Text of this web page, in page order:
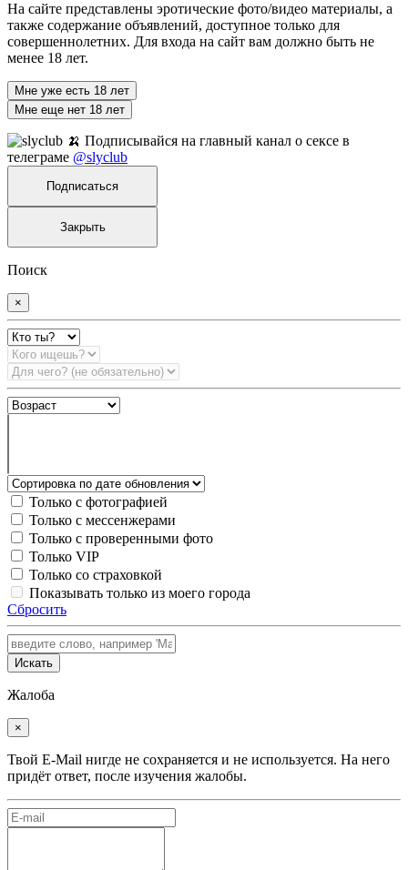
На сайте представлены эротические фото/видео материалы, а
также содержание объявлений, доступное только для
совершеннолетних. Для входа на сайт вам должно быть не
менее 18 лет.
Мне уже есть 18 лет
Мне еще нет 18 лет
🍌 Подписывайся на главный канал о сексе в
телеграме @slyclub
Подписаться
Закрыть
Поиск
×
Только с фотографией
Только с мессенжерами
Только с проверенными фото
Только VIP
Только со страховкой
Показывать только из моего города
Сбросить
Искать
Жалоба
×
Твой E-Mail нигде не сохраняется и не используется. На него
придёт ответ, после изучения жалобы.